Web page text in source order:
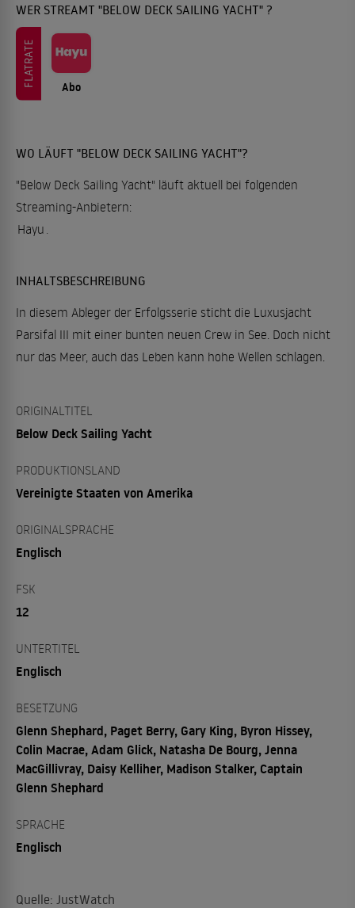
WER STREAMT "BELOW DECK SAILING YACHT" ?
FLATRATE Abo
WO LÄUFT "BELOW DECK SAILING YACHT"?
"Below Deck Sailing Yacht" läuft aktuell bei folgenden
Streaming-Anbietern:
Hayu
INHALTSBESCHREIBUNG
In diesem Ableger der Erfolgsserie sticht die Luxusjacht
Parsifal III mit einer bunten neuen Crew in See. Doch nicht
nur das Meer, auch das Leben kann hohe Wellen schlagen.
ORIGINALTITEL
Below Deck Sailing Yacht
PRODUKTIONSLAND
Vereinigte Staaten von Amerika
ORIGINALSPRACHE
Englisch
FSK
12
UNTERTITEL
Englisch
BESETZUNG
Glenn Shephard, Paget Berry, Gary King, Byron Hissey,
Colin Macrae, Adam Glick, Natasha De Bourg, Jenna
MacGillivray, Daisy Kelliher, Madison Stalker, Captain
Glenn Shephard
SPRACHE
Englisch
Quelle: JustWatch